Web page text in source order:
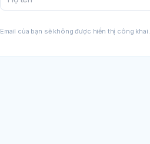
Email của bạn sẽ không được hiển thị công khai.